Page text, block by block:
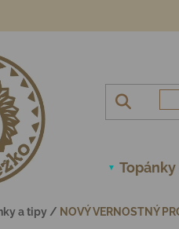
a tipy / NOVÝ VERNOSTNÝ